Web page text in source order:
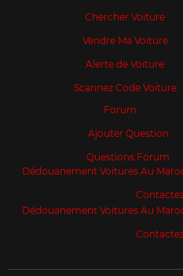
Chercher Voiture
Vendre Ma Voiture
Alerte de Voiture
Scannez Code Voiture
Forum
Ajouter Question
Questions Forum
Dédouanement Voitures Au
Dédouanement Voitures Au